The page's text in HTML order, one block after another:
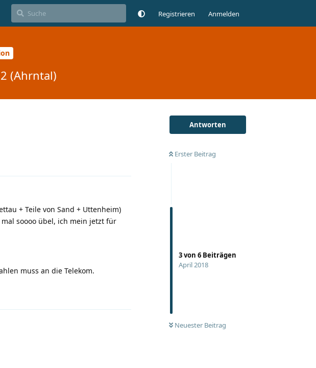
Registrieren Anmelden
(Ahrntal)
Antworten
Erster Beitrag
3von 6 Beiträgen
April 2018
Neuester Beitrag
+ Teile von Sand + Uttenheim)
soooo übel, ich mein jetzt für
muss an die Telekom.